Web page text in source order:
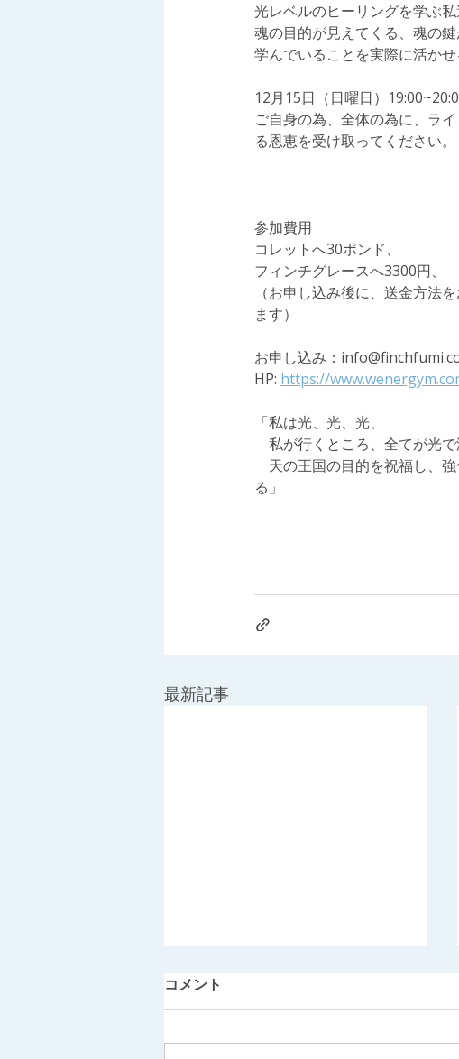
光レベルのヒーリングを学ぶ
魂の目的が見えてくる、魂の
学んでいることを実際に活かせ
12月15日（日曜日）
ご自身の為、全体の為に、ラ
る恩恵を受け取ってください。
参加費用
コレットへ30ポンド、
フィンチグレースへ3300円、
（お申し込み後に、送金方法
ます）
お申し込み：
HP: https://
「私は光、光、光、
私が行くところ、全てが光で
天の王国の目的を祝福し、
る」
最新記事
コメント